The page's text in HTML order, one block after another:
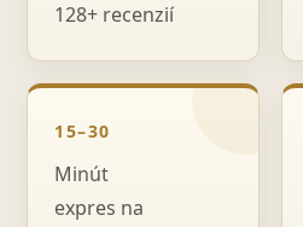
128+ recenzií
15–30
Minút
expres na